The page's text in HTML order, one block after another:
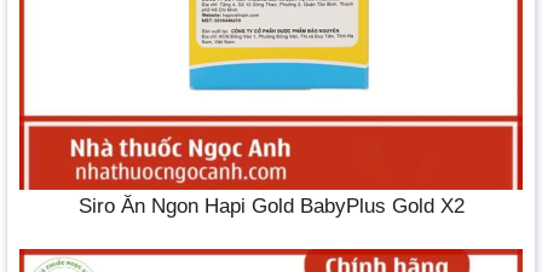
Siro Ăn Ngon Hapi Gold BabyPlus Gold X2